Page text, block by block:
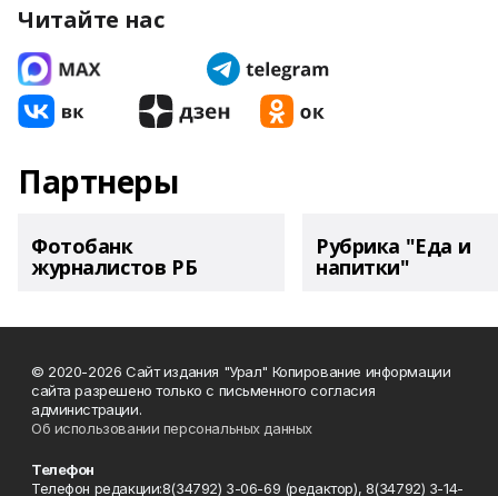
Читайте нас
Партнеры
Фотобанк
журналистов РБ
Рубрика "Еда и
напитки"
© 2020-2026 Сайт издания "Урал" Копирование информации
сайта разрешено только с письменного согласия
администрации.
Об использовании персональных данных
Телефон
Телефон редакции:8(34792) 3-06-69 (редактор), 8(34792) 3-14-